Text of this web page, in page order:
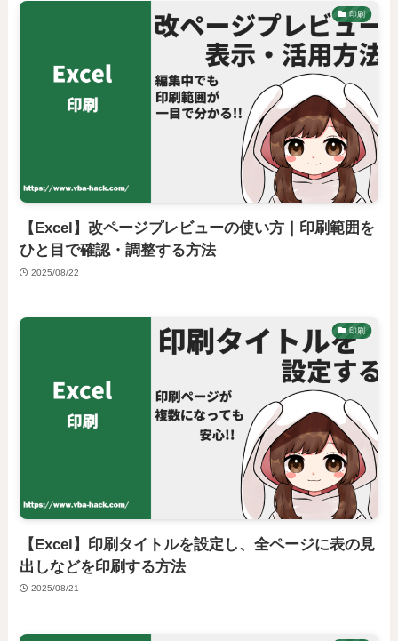
印刷
【Excel】改ページプレビューの使い方｜印刷範囲を
ひと目で確認・調整する方法
2025/08/22
印刷
【Excel】印刷タイトルを設定し、全ページに表の見
出しなどを印刷する方法
2025/08/21